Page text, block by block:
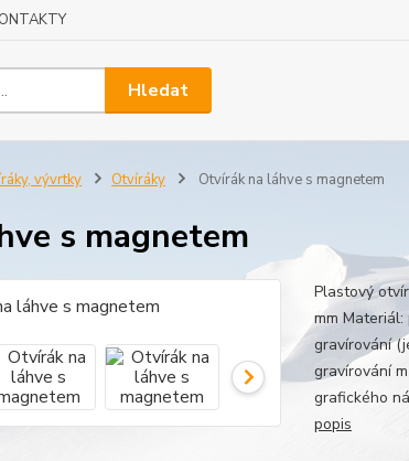
Hledat
vývrtky Otvíráky Otvírák na láhve s magnetem
s magnetem
Plastový
mm
gravírování
gravírování
grafického
popis